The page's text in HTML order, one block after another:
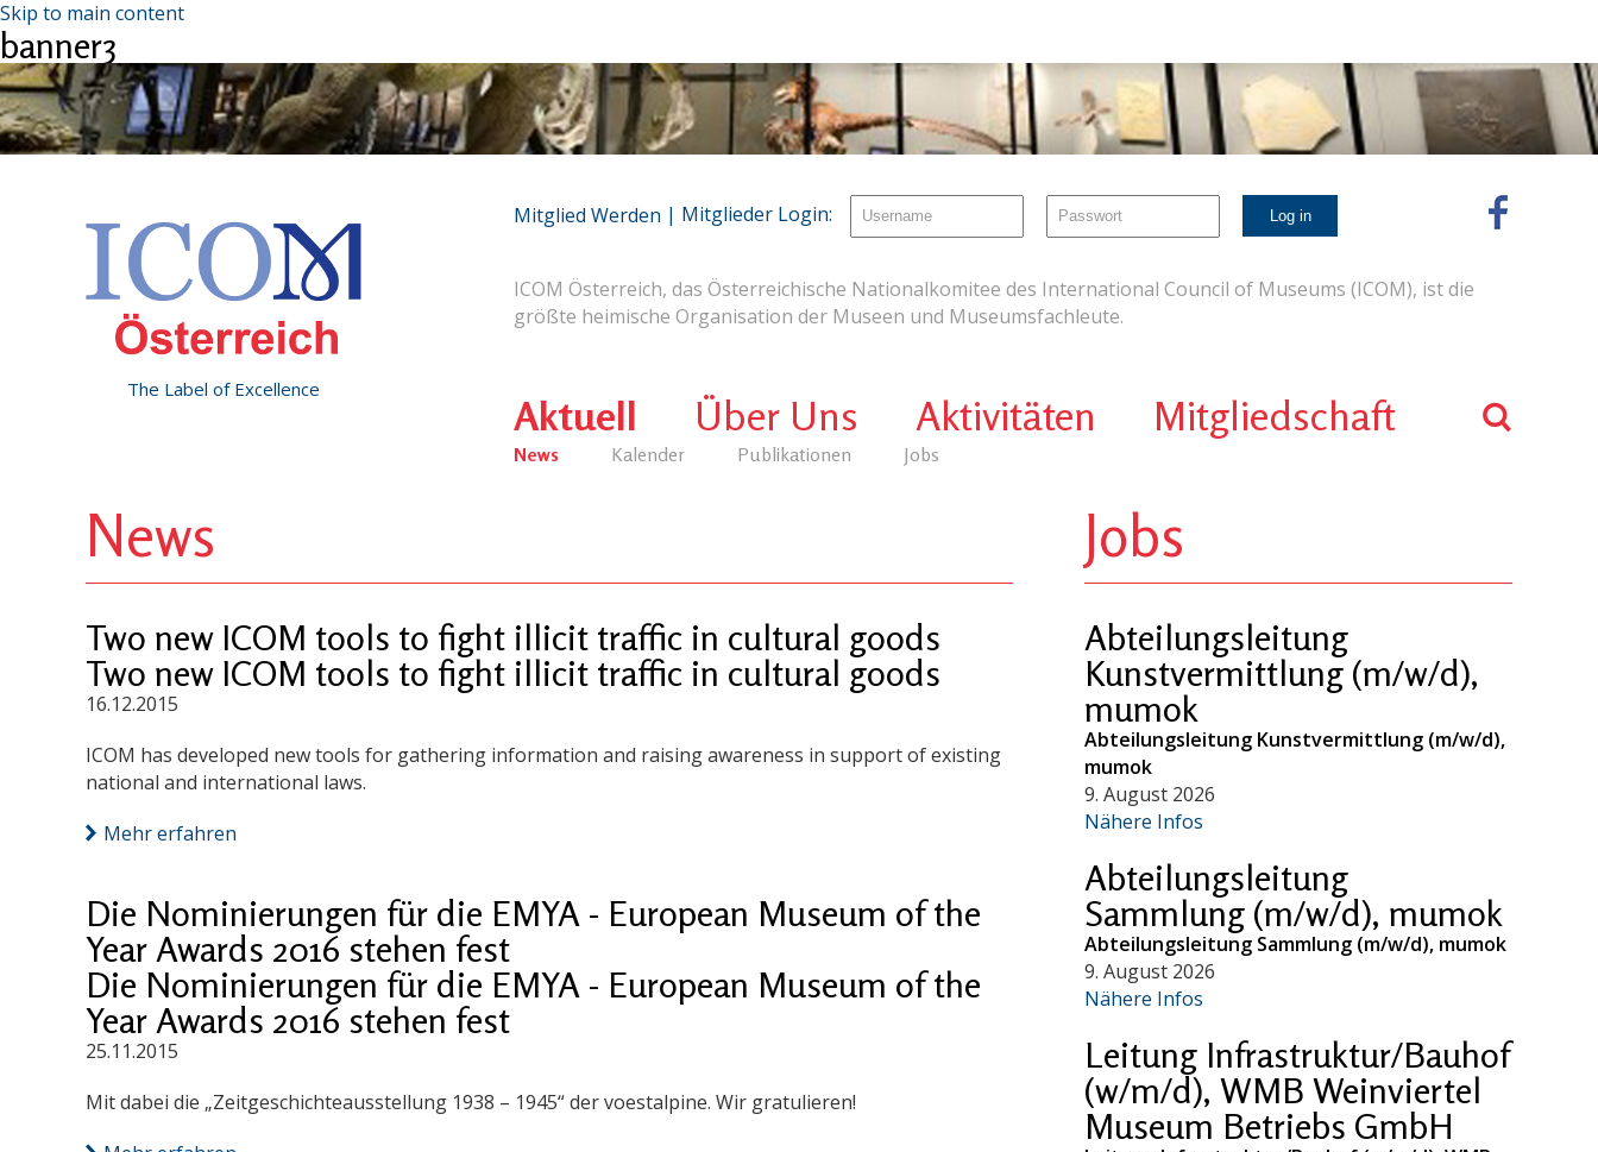
Skip to main content
banner3
The Label of Excellence
ICOM Österreich, das Österreichische Nationalkomitee des International Council of Museums (ICOM), ist die
größte heimische Organisation der Museen und Museumsfachleute.
Aktuell
News Kalender Publikationen Jobs
Über Uns Aktivitäten Mitgliedschaft
Mitglied Werden | Mitglieder Login:
News
Two new ICOM tools to fight illicit traffic in cultural goods
Two new ICOM tools to fight illicit traffic in cultural goods
16.12.2015
ICOM has developed new tools for gathering information and raising awareness in support of existing
national and international laws.
Mehr erfahren
Die Nominierungen für die EMYA - European Museum of the
Year Awards 2016 stehen fest
Die Nominierungen für die EMYA - European Museum of the
Year Awards 2016 stehen fest
25.11.2015
Mit dabei die „Zeitgeschichteausstellung 1938 – 1945“ der voestalpine. Wir gratulieren!
Jobs
Abteilungsleitung
Kunstvermittlung (m/w/d),
mumok
Abteilungsleitung Kunstvermittlung (m/w/d),
mumok
9. August 2026
Nähere Infos
Abteilungsleitung
Sammlung (m/w/d), mumok
Abteilungsleitung Sammlung (m/w/d), mumok
9. August 2026
Nähere Infos
Leitung Infrastruktur/Bauhof
(w/m/d), WMB Weinviertel
Museum Betriebs GmbH